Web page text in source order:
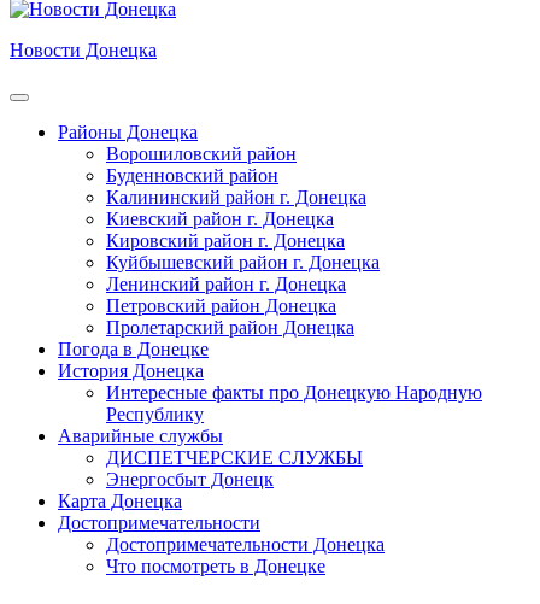
Новости Донецка
Районы Донецка
Ворошиловский район
Буденновский район
Калининский район г. Донецка
Киевский район г. Донецка
Кировский район г. Донецка
Куйбышевский район г. Донецка
Ленинский район г. Донецка
Петровский район Донецка
Пролетарский район Донецка
Погода в Донецке
История Донецка
Интересные факты про Донецкую Народную
Республику
Аварийные службы
ДИСПЕТЧЕРСКИЕ СЛУЖБЫ
Энергосбыт Донецк
Карта Донецка
Достопримечательности
Достопримечательности Донецка
Что посмотреть в Донецке